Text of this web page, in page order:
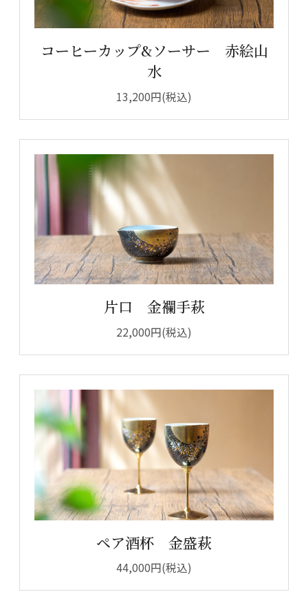
コーヒーカップ&ソーサー 赤絵山
水
13,200円(税込)
片口 金襴手萩
22,000円(税込)
ペア酒杯 金盛萩
44,000円(税込)